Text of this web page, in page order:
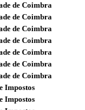
de Coimbra
de Coimbra
de Coimbra
de Coimbra
de Coimbra
de Coimbra
de Coimbra
Impostos
Impostos